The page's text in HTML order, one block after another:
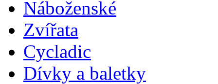
Náboženské
Zvířata
Cycladic
Dívky a baletky